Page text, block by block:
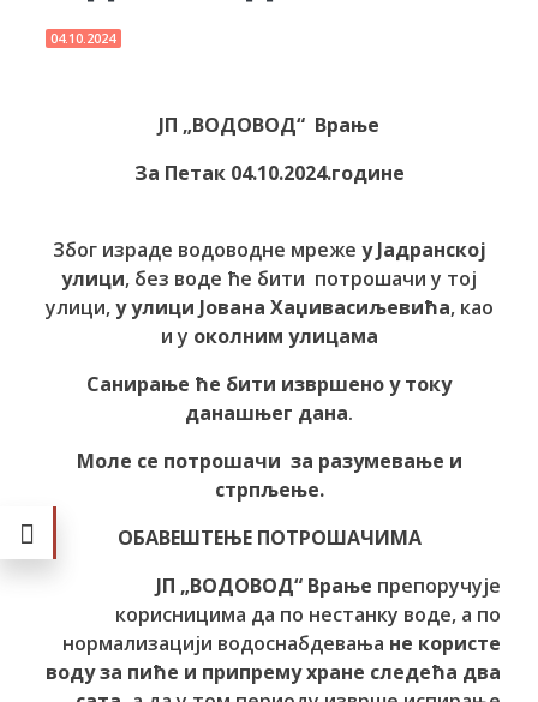
04.10.2024
ЈП „ВОДОВОД“ Врање
За Петак 04.10.2024.године
Због израде водоводне мреже у Јадранској
улици, без воде ће бити потрошачи у тој
улици,у улици Јована Хаџивасиљевића, као
и у околним улицама
Санирање ће бити извршено у току
данашњег дана.
Моле се потрошачи за разумевање и
стрпљење.
ОБАВЕШТЕЊЕ ПОТРОШАЧИМА
ЈП „ВОДОВОД“ Врање препоручује
корисницима да по нестанку воде, а по
нормализацији водоснабдевања не користе
воду за пиће и припрему хране следећа два